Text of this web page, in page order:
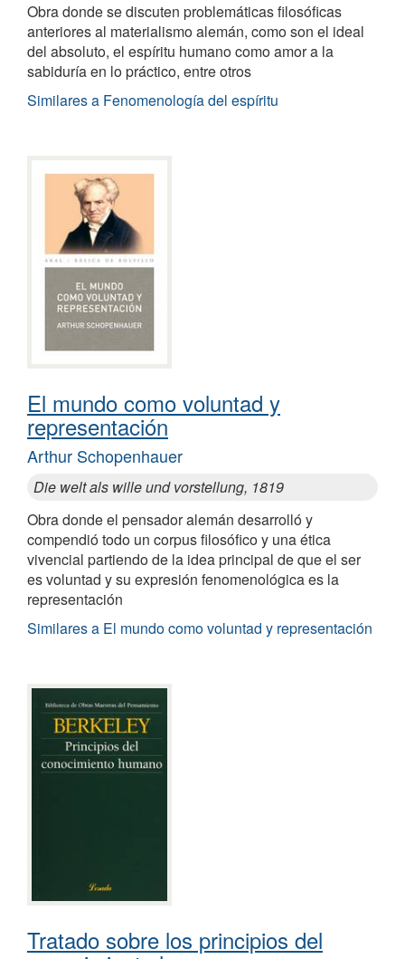
Obra donde se discuten problemáticas filosóficas
anteriores al materialismo alemán, como son el ideal
del absoluto, el espíritu humano como amor a la
sabiduría en lo práctico, entre otros
Similares a Fenomenología del espíritu
El mundo como voluntad y
representación
Arthur Schopenhauer
Die welt als wille und vorstellung, 1819
Obra donde el pensador alemán desarrolló y
compendió todo un corpus filosófico y una ética
vivencial partiendo de la idea principal de que el ser
es voluntad y su expresión fenomenológica es la
representación
Similares a El mundo como voluntad y representación
Tratado sobre los principios del